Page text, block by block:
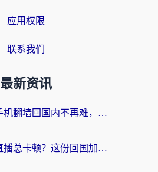
应用权限
联系我们
最新资讯
海外党必看：手机翻墙回国内不再难，一篇搞定无缝访问国内资源指南
海外华人电视直播总卡顿？这份回国加速器选择指南帮你无缝看国内资源